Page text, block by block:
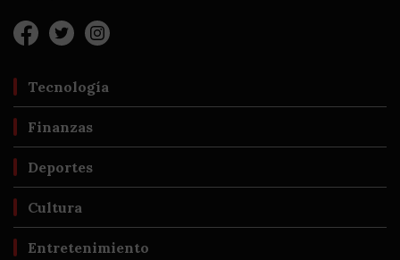
Tecnología
Finanzas
Deportes
Cultura
Entretenimiento